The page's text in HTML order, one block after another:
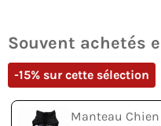
Souvent achetés
-15% sur cette sélection
Manteau